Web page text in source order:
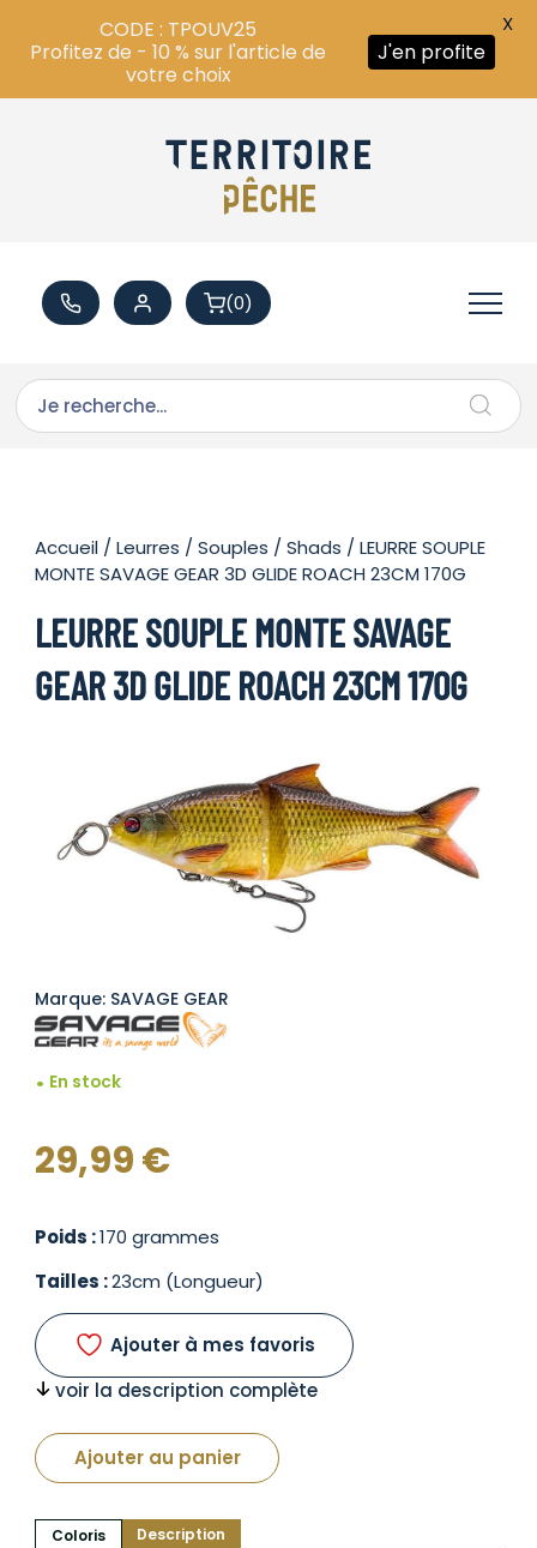
(0)
Accueil /Leurres /Souples /Shads / LEURRE SOUPLE
MONTE SAVAGE GEAR 3D GLIDE ROACH 23CM 170G
LEURRE SOUPLE MONTE SAVAGE
GEAR 3D GLIDE ROACH 23CM 170G
Marque: SAVAGE GEAR
En stock
29,99€
Poids :170 grammes
Tailles :23cm (Longueur)
Ajouter à mes favoris
voir la description complète
Ajouter au panier
Coloris Description
CODE : TPOUV25
Profitez de - 10 % sur l'article de
votre choix
J'en profite
X